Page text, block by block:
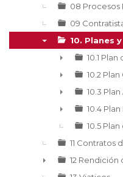
08 Procesos
09
10. Planes
►
10.1
►
10.2
►
10.3
►
10.4
10.5
11 Contratos
12 Rendición